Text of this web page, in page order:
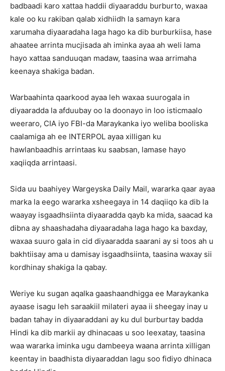
badbaadi karo xattaa haddii diyaaraddu burburto, waxaa
kale oo ku rakiban qalab xidhiidh la samayn kara
xarumaha diyaaradaha laga hago ka dib burburkiisa, hase
ahaatee arrinta mucjisada ah iminka ayaa ah weli lama
hayo xattaa sanduuqan madaw, taasina waa arrimaha
keenaya shakiga badan.
Warbaahinta qaarkood ayaa leh waxaa suurogala in
diyaaradda la afduubay oo la doonayo in loo isticmaalo
weeraro, CIA iyo FBI-da Maraykanka iyo weliba booliska
caalamiga ah ee INTERPOL ayaa xilligan ku
hawlanbaadhis arrintaas ku saabsan, lamase hayo
xaqiiqda arrintaasi.
Sida uu baahiyey Wargeyska Daily Mail, wararka qaar ayaa
marka la eego wararka xsheegaya in 14 daqiiqo ka dib la
waayay isgaadhsiinta diyaaradda qayb ka mida, saacad ka
dibna ay shaashadaha diyaaradaha laga hago ka baxday,
waxaa suuro gala in cid diyaaradda saarani ay si toos ah u
bakhtiisay ama u damisay isgaadhsiinta, taasina waxay sii
kordhinay shakiga la qabay.
Weriye ku sugan aqalka gaashaandhigga ee Maraykanka
ayaase isagu leh saraakiil milateri ayaa ii sheegay inay u
badan tahay in diyaaraddani ay ku dul burburtay badda
Hindi ka dib markii ay dhinacaas u soo leexatay, taasina
waa wararka iminka ugu dambeeya waana arrinta xilligan
keentay in baadhista diyaaraddan lagu soo fidiyo dhinaca